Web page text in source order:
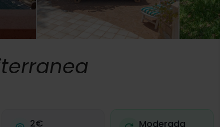
2€ Moderada